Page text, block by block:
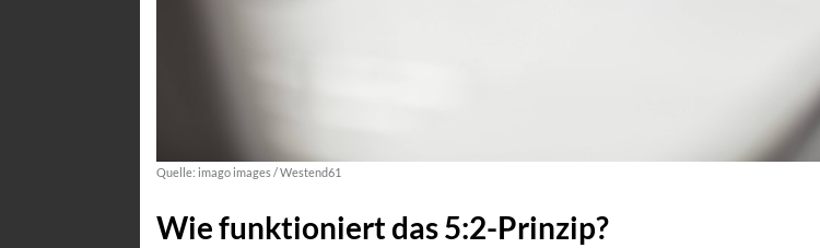
Quelle: imago images / Westend61
Wie funktioniert das 5:2-Prinzip?